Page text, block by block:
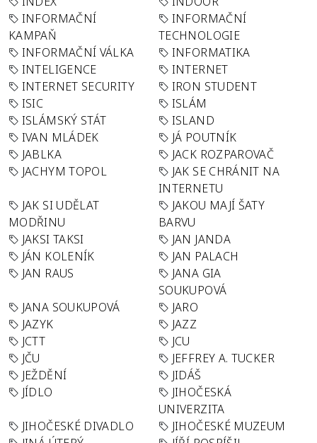
INFORMAČNÍ
KAMPAŇ
INFORMAČNÍ
TECHNOLOGIE
INFORMAČNÍ VÁLKA
INFORMATIKA
INTELIGENCE
INTERNET
INTERNET SECURITY
IRON STUDENT
ISIC
ISLÁM
ISLÁMSKÝ STÁT
ISLAND
IVAN MLÁDEK
JÁ POUTNÍK
JABLKA
JACK ROZPAROVAČ
JACHYM TOPOL
JAK SE CHRÁNIT NA
INTERNETU
JAK SI UDĚLAT
MODŘINU
JAKOU MAJÍ ŠATY
BARVU
JAKSI TAKSI
JAN JANDA
JÁN KOLENÍK
JAN PALACH
JAN RAUS
JANA GIA
SOUKUPOVÁ
JANA SOUKUPOVÁ
JARO
JAZYK
JAZZ
JCTT
JCU
JČU
JEFFREY A. TUCKER
JEŽDĚNÍ
JIDÁŠ
JÍDLO
JIHOČESKÁ
UNIVERZITA
JIHOČESKÉ DIVADLO
JIHOČESKÉ MUZEUM